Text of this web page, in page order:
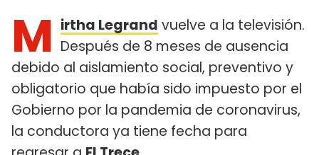
M irtha Legrand vuelve a la televisión.
Después de 8 meses de ausencia
debido al aislamiento social, preventivo y
obligatorio que había sido impuesto por el
Gobierno por la pandemia de coronavirus,
la conductora ya tiene fecha para